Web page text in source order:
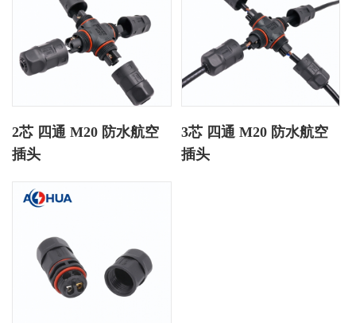
2芯 四通 M20 防水航空
插头
3芯 四通 M20 防水航空
插头